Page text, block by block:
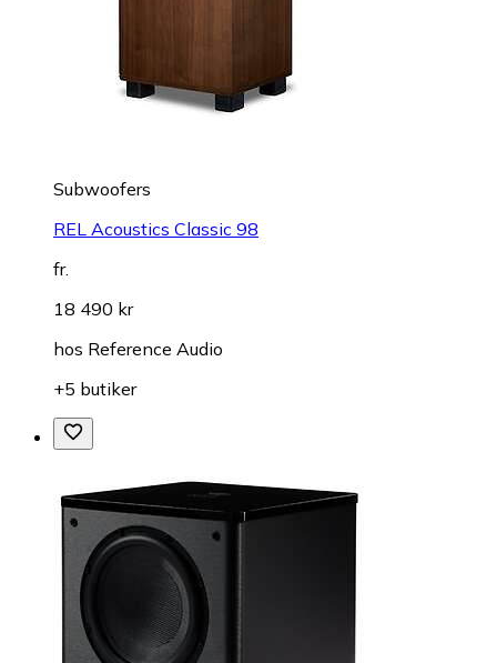
Subwoofers
REL Acoustics Classic 98
fr.
18 490 kr
hos Reference Audio
+5 butiker